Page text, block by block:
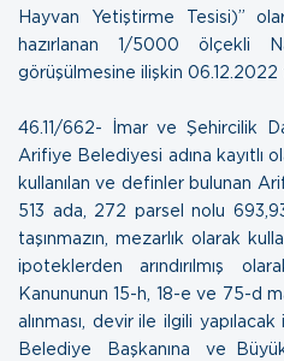
Hayvan Yetiştirme Tesisi)”
hazırlanan 1/5000 ölçekli
görüşülmesine ilişkin 06.12.2022
46.11/662- İmar ve Şehircilik
Arifiye Belediyesi adına kayıtlı
kullanılan ve definler bulunan
513 ada, 272 parsel nolu
taşınmazın, mezarlık olarak
ipoteklerden arındırılmış
Kanununun 15-h, 18-e ve 75-d
alınması, devir ile ilgili
Belediye Başkanına ve